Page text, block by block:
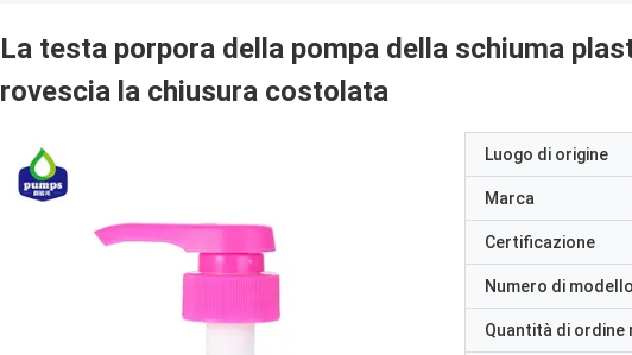
La testa porpora della pompa della schiuma
rovescia la chiusura costolata
Luogo di origine
Marca
Certificazione
Numero di modello
Quantità di ordine